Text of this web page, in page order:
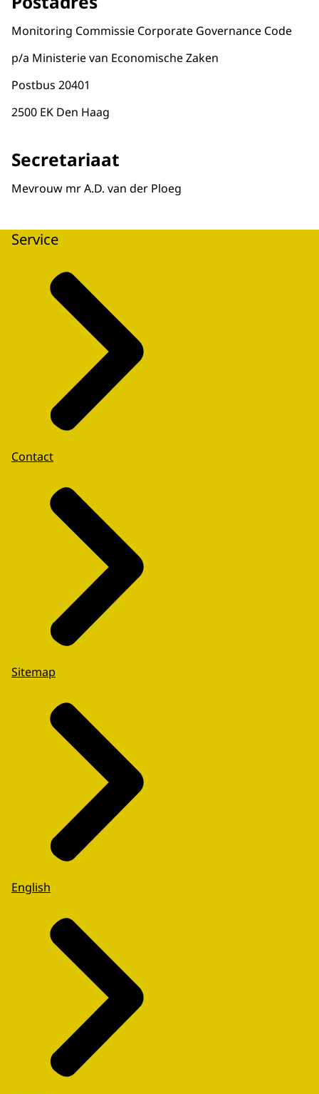
Monitoring Commissie Corporate Governance Code
p/a Ministerie van Economische Zaken
Postbus 20401
2500 EK Den Haag
Secretariaat
Mevrouw mr A.D. van der Ploeg
Service
Contact
Sitemap
English